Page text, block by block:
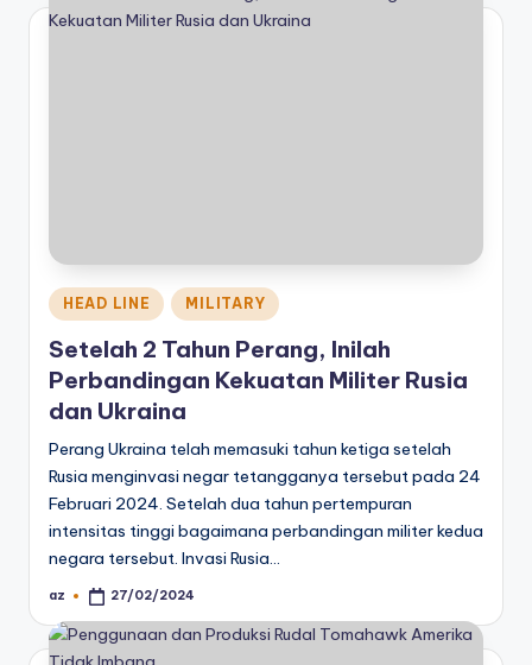
Posted
in
HEAD LINE MILITARY
Setelah 2 Tahun Perang, Inilah
Perbandingan Kekuatan Militer Rusia
dan Ukraina
Perang Ukraina telah memasuki tahun ketiga setelah
Rusia menginvasi negar tetangganya tersebut pada 24
Februari 2024. Setelah dua tahun pertempuran
intensitas tinggi bagaimana perbandingan militer kedua
negara tersebut. Invasi Rusia…
Posted
az 27/02/2024